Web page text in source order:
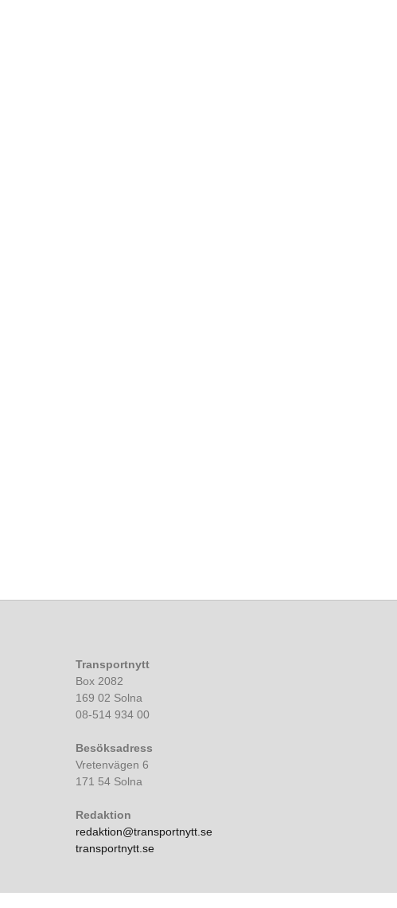
Transportnytt
Box 2082
169 02 Solna
08-514 934 00
Besöksadress
Vretenvägen 6
171 54 Solna
Redaktion
redaktion@transportnytt.se
transportnytt.se